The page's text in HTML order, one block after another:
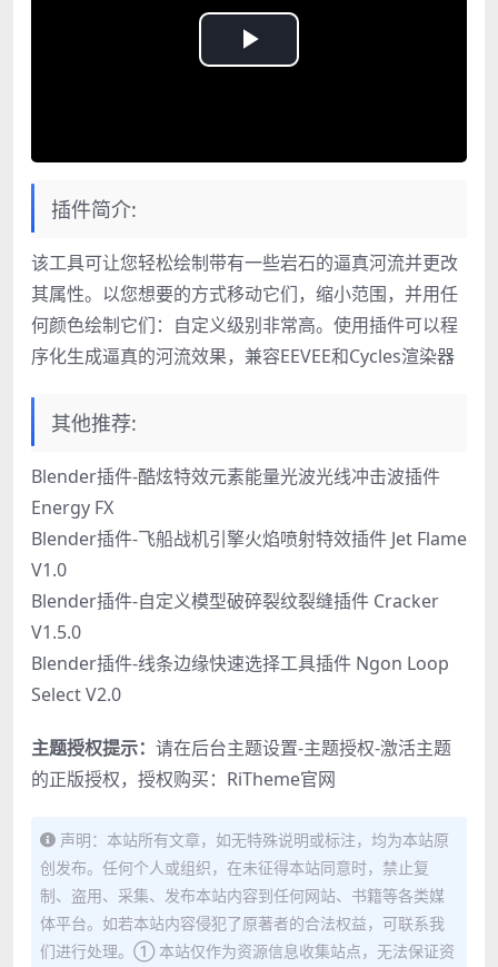
Play
插件简介:
该工具可让您轻松绘制带有一些岩石的逼真河流并更改
其属性。以您想要的方式移动它们，缩小范围，并用任
何颜色绘制它们：自定义级别非常高。使用插件可以程
序化生成逼真的河流效果，兼容EEVEE和Cycles渲染器
其他推荐:
Blender插件-酷炫特效元素能量光波光线冲击波插件
Energy FX
Blender插件-飞船战机引擎火焰喷射特效插件 Jet Flame
V1.0
Blender插件-自定义模型破碎裂纹裂缝插件 Cracker
V1.5.0
Blender插件-线条边缘快速选择工具插件 Ngon Loop
Select V2.0
主题授权提示： 请在后台主题设置-主题授权-激活主题
的正版授权，授权购买： RiTheme官网
声明：本站所有文章，如无特殊说明或标注，均为本站原
创发布。任何个人或组织，在未征得本站同意时，禁止复
制、盗用、采集、发布本站内容到任何网站、书籍等各类媒
体平台。如若本站内容侵犯了原著者的合法权益，可联系我
们进行处理。① 本站仅作为资源信息收集站点，无法保证资